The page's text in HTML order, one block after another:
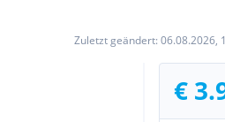
Zuletzt geändert: 06.08.2026,
€